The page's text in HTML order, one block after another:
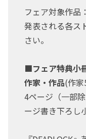
フェア対象作品
発表される各ス
さい。
■フェア特典小
作家・作品(作
4ページ（一部
ージ書き下ろし